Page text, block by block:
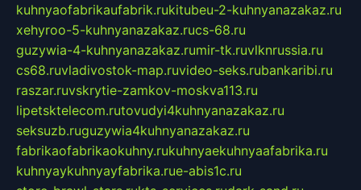
kuhnyaofabrikaufabrik.rukitubeu-2-kuhnyanazakaz.ru
xehyroo-5-kuhnyanazakaz.rucs-68.ru
guzywia-4-kuhnyanazakaz.rumir-tk.ruvlknrussia.ru
cs68.ruvladivostok-map.ruvideo-seks.rubankaribi.ru
raszar.ruvskrytie-zamkov-moskva113.ru
lipetsktelecom.rutovudyi4kuhnyanazakaz.ru
seksuzb.ruguzywia4kuhnyanazakaz.ru
fabrikaofabrikaokuhny.rukuhnyaekuhnyaafabrika.ru
kuhnyaykuhnyayfabrika.rue-abis1c.ru